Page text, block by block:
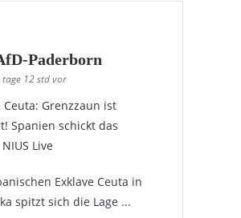
Paderborn
tage 12 std vor
Ceuta: Grenzzaun ist
Spanien schickt das
Live
Exklave Ceuta in
spitzt sich die Lage ...